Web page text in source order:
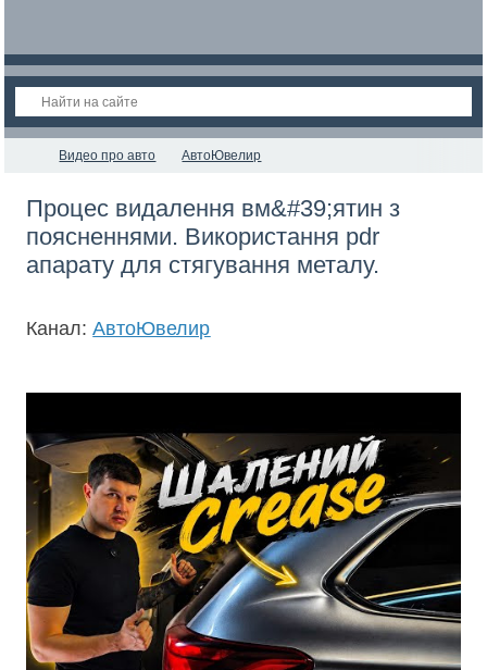
Видео про авто АвтоЮвелир
Процес видалення вм&#39;ятин з
поясненнями. Використання pdr
апарату для стягування металу.
Канал:АвтоЮвелир